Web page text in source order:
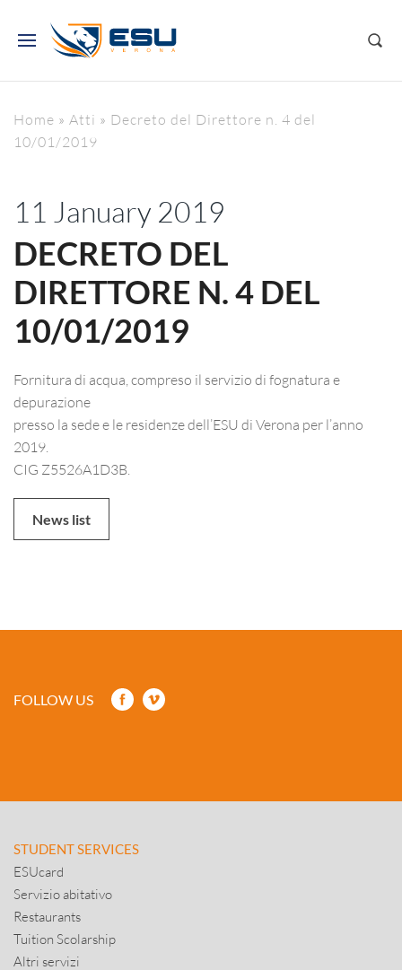
Home » Atti » Decreto del Direttore n. 4 del
10/01/2019
11 January 2019
DECRETO DEL
DIRETTORE N. 4 DEL
10/01/2019
Fornitura di acqua, compreso il servizio di fognatura e
depurazione
presso la sede e le residenze dell’ESU di Verona per l’anno
2019.
CIG Z5526A1D3B.
News list
FOLLOW US
STUDENT SERVICES
ESUcard
Servizio abitativo
Restaurants
Tuition Scolarship
Altri servizi